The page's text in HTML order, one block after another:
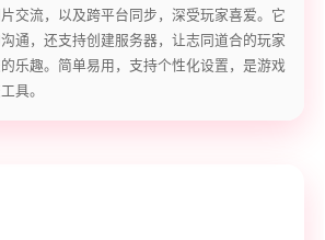
交流，以及跨平台同步，深受玩家喜爱。它
通，还支持创建服务器，让志同道合的玩家
乐趣。简单易用，支持个性化设置，是游戏
具。